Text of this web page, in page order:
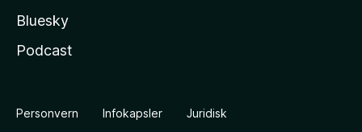
Bluesky
Podcast
Personvern Infokapsler Juridisk